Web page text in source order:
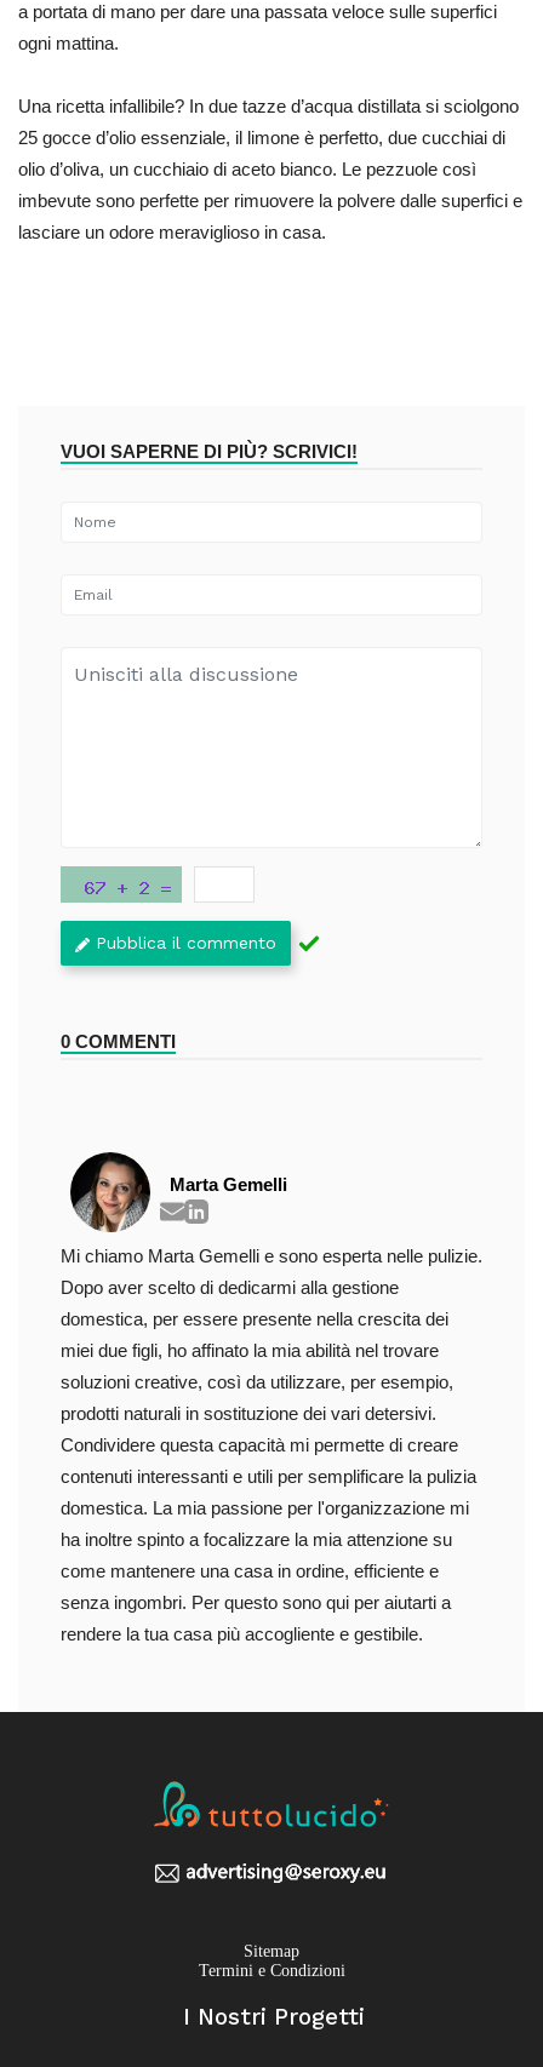
a portata di mano per dare una passata veloce sulle superfici
ogni mattina.
Una ricetta infallibile? In due tazze d’acqua distillata si sciolgono
25 gocce d’olio essenziale, il limone è perfetto, due cucchiai di
olio d’oliva, un cucchiaio di aceto bianco. Le pezzuole così
imbevute sono perfette per rimuovere la polvere dalle superfici e
lasciare un odore meraviglioso in casa.
VUOI SAPERNE DI PIÙ? SCRIVICI!
Pubblica il commento
0 COMMENTI
Marta Gemelli
Mi chiamo Marta Gemelli e sono esperta nelle pulizie.
Dopo aver scelto di dedicarmi alla gestione
domestica, per essere presente nella crescita dei
miei due figli, ho affinato la mia abilità nel trovare
soluzioni creative, così da utilizzare, per esempio,
prodotti naturali in sostituzione dei vari detersivi.
Condividere questa capacità mi permette di creare
contenuti interessanti e utili per semplificare la pulizia
domestica. La mia passione per l'organizzazione mi
ha inoltre spinto a focalizzare la mia attenzione su
come mantenere una casa in ordine, efficiente e
senza ingombri. Per questo sono qui per aiutarti a
rendere la tua casa più accogliente e gestibile.
Sitemap
Termini e Condizioni
I Nostri Progetti